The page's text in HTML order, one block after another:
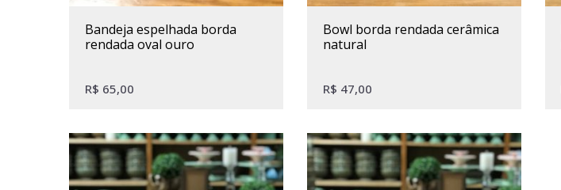
bandeja espelhada borda
rendada oval ouro
R$ 65,00
bowl borda rendada cerâmica
natural
R$ 47,00